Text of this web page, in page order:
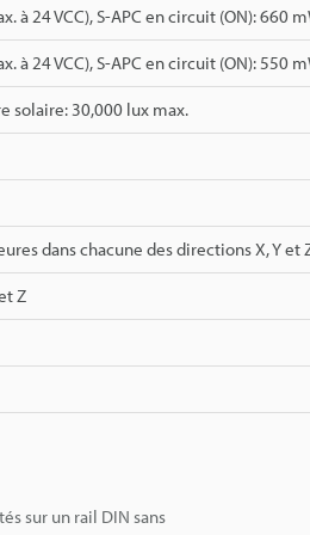
à 24 VCC), S-APC en circuit (ON): 660
à 24 VCC), S-APC en circuit (ON): 550
solaire: 30,000 lux max.
dans chacune des directions X, Y et
Z
sur un rail DIN sans